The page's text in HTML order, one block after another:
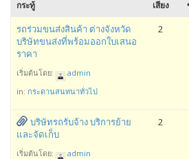
กระทู้ เสียง
รถร่วมขนส่งสินค้า ต่างจังหวัด
บริษัทขนส่งที่พร้อมออกใบเสนอ
ราคา
เริ่มต้นโดย:
admin
in: กระดานสนทนาทั่วไป
2
บริษัทรถรับจ้าง บริการย้าย
และจัดเก็บ
เริ่มต้นโดย:
admin
2